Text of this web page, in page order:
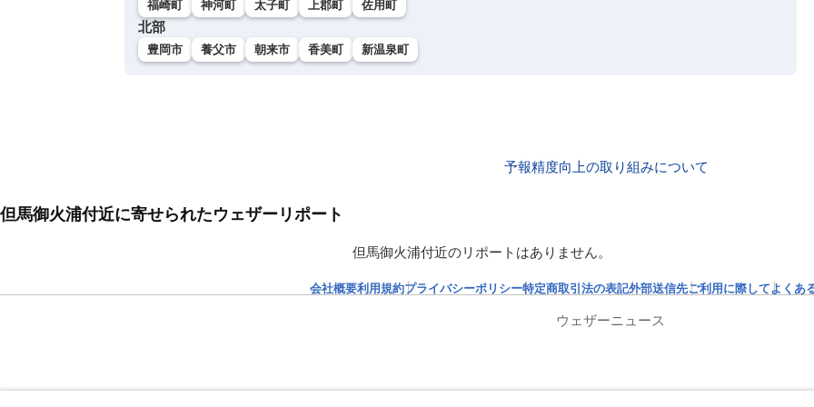
福崎町
神河町 太子町 上郡町 佐用町
北部
豊岡市 養父市 朝来市 香美町 新温泉町
予報精度向上の取り組みについて
但馬御火浦付近に寄せられたウェザーリポート
但馬御火浦付近のリポートはありません。
会社概要利用規約プライバシーポリシー特定商取引法の表記外部送信先ご利用に際してよくあ
ウェザーニュース